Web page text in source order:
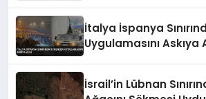
İtalya İspanya
Uygulamasını Askıya
İsrail’in Lübnan